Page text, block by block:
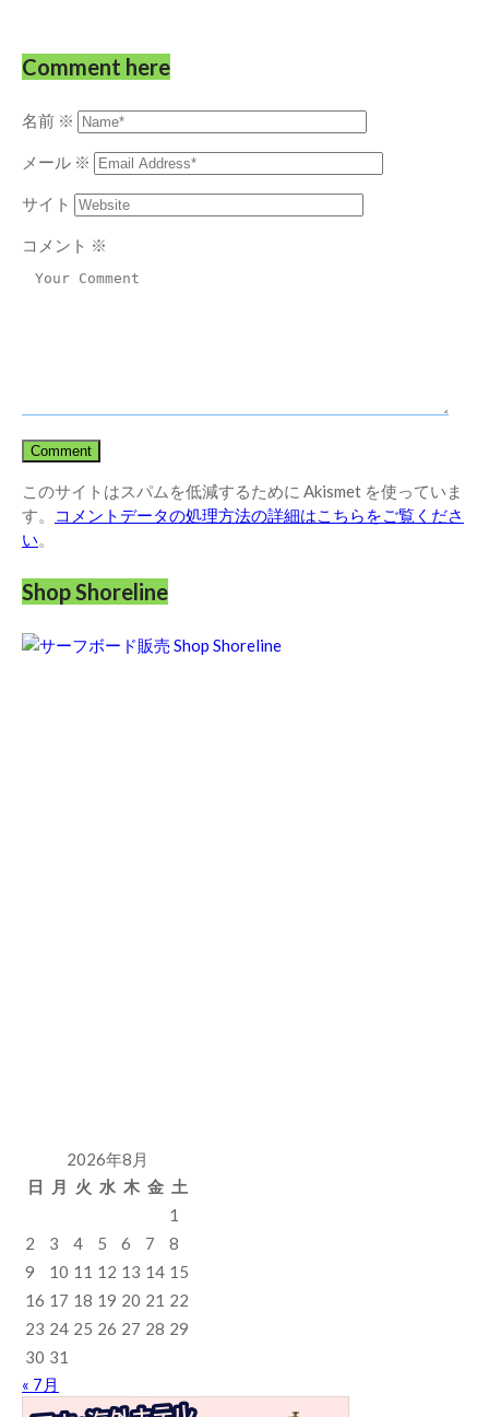
Comment here
名前 ※
メール ※
サイト
コメント ※
このサイトはスパムを低減するために Akismet を使っていま
す。
コメントデータの処理方法の詳細はこちらをご覧くださ
い。
Shop Shoreline
2026年8月
日
月 火 水 木 金 土
1
2
3 4 5 6 7
8
9
10 11 12 13 14 15
16 17 18 19 20 21 22
23 24 25 26 27 28 29
30 31
« 7月